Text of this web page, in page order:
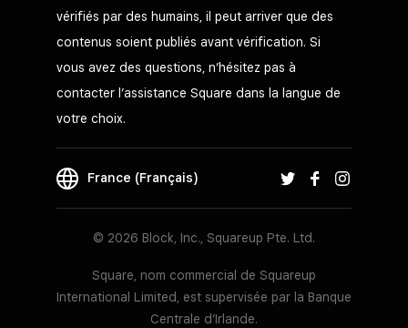
vérifiés par des humains, il peut arriver que des
contenus soient publiés avant vérification. Si
vous avez des questions, n’hésitez pas à
contacter l’assistance Square dans la langue de
votre choix.
France (Français)
© 2026 Block, Inc., Squareup Pte. Ltd.
Square, nom commercial de Squareup
International Limited, est supervisée par la Banque
Centrale d’Irlande.